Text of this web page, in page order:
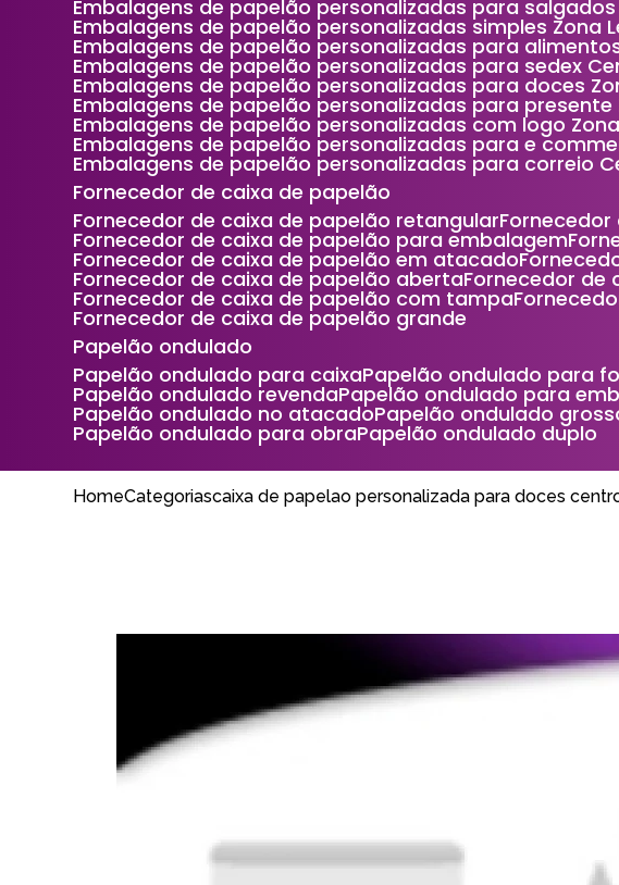
Embalagens de papelão personalizadas para
Embalagens de papelão personalizadas simples Zona
Embalagens de papelão personalizadas para
Embalagens de papelão personalizadas para sedex
Embalagens de papelão personalizadas para doces
Embalagens de papelão personalizadas para presente
Embalagens de papelão personalizadas com logo
Embalagens de papelão personalizadas para e
Embalagens de papelão personalizadas para correio
Fornecedor de caixa de papelão
Fornecedor de caixa de papelão retangular
Fornecedor de caixa de papelão para embalagem
Fornecedor de caixa de papelão em atacado
Fornecedor de caixa de papelão aberta Fornecedor
Fornecedor de caixa de papelão com tampa
Fornecedor de caixa de papelão grande
Papelão ondulado
Papelão ondulado para caixa Papelão ondulado para
Papelão ondulado revenda Papelão ondulado para
Papelão ondulado no atacado Papelão ondulado
Papelão ondulado para obra Papelão ondulado duplo
HomeCategoriascaixa de papelao personalizada para doces